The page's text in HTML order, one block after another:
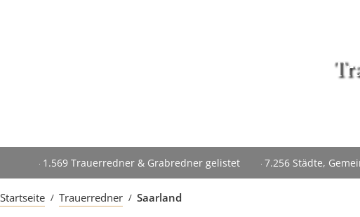
1.569 Trauerredner & Grabredner gelistet 7.256 Städte,
Startseite Trauerredner Saarland